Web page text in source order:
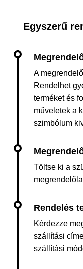
Egyszerű
A
Rendelhet
terméket és
műveletek a
szimbólum
Töltse ki a
Kérdezze
szállítási
szállítási